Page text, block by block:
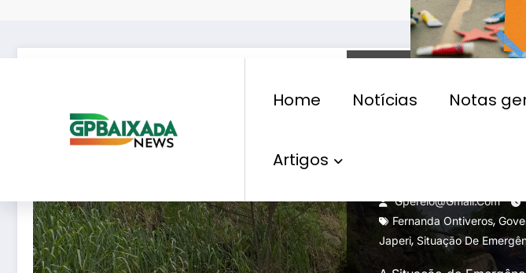
Home Notícias Notas
Artigos
Japeri entra
cidade
Gperelo@gmail.com
Fernanda Ontiveros,
Japeri,Situação De